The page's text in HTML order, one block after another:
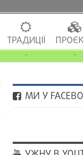
ТРАДИЦІЇ
МИ У